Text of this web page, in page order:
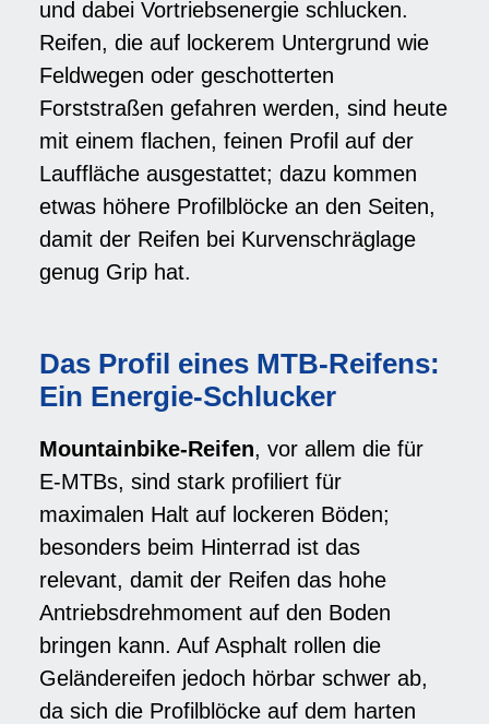
und dabei Vortriebsenergie schlucken.
Reifen, die auf lockerem Untergrund wie
Feldwegen oder geschotterten
Forststraßen gefahren werden, sind heute
mit einem flachen, feinen Profil auf der
Lauffläche ausgestattet; dazu kommen
etwas höhere Profilblöcke an den Seiten,
damit der Reifen bei Kurvenschräglage
genug Grip hat.
Das Profil eines MTB-Reifens:
Ein Energie-Schlucker
Mountainbike-Reifen, vor allem die für
E-MTBs, sind stark profiliert für
maximalen Halt auf lockeren Böden;
besonders beim Hinterrad ist das
relevant, damit der Reifen das hohe
Antriebsdrehmoment auf den Boden
bringen kann. Auf Asphalt rollen die
Geländereifen jedoch hörbar schwer ab,
da sich die Profilblöcke auf dem harten